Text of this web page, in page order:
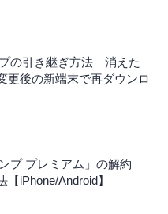
の引き継ぎ方法 消えた
更後の新端末で再ダウンロ
プ プレミアム」の解約
【iPhone/Android】